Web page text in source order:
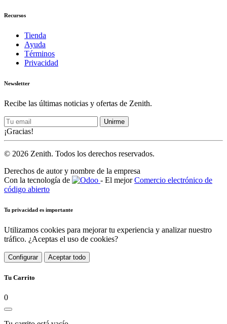
Recursos
Tienda
Ayuda
Términos
Privacidad
Newsletter
Recibe las últimas noticias y ofertas de Zenith.
Unirme
¡Gracias!
© 2026 Zenith. Todos los derechos reservados.
Derechos de autor y nombre de la empresa
Con la tecnología de
- El mejorComercio electrónico de
código abierto
Tu privacidad es importante
Utilizamos cookies para mejorar tu experiencia y analizar nuestro
tráfico. ¿Aceptas el uso de cookies?
Configurar Aceptar todo
Tu Carrito
0